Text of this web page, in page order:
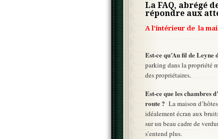
La FAQ, abrégé
répondre aux
A l’intérieur de la
Est-ce qu’Au fil de Leyne
parking dans la propriété
des propriétaires.
Est-ce que les chambres
route ? La maison
idéalement écran aux
sur un beau cadre de
s’entend plus.